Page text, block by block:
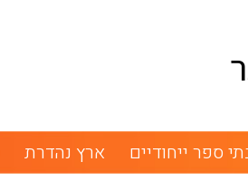
ספר ייחודיים ארץ נהדרת